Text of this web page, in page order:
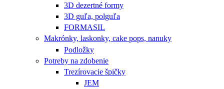
3D dezertné formy
3D guľa, polguľa
FORMASIL
Makrónky, laskonky, cake pops, nanuky
Podložky
Potreby na zdobenie
Trezírovacie špičky
JEM